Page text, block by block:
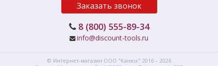
Заказать звонок
8 (800) 555-89-34
info@discount-tools.ru
© Интернет-магазин ООО "Канюк" 2016 – 2026